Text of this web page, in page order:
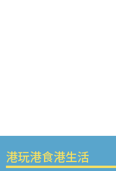
港玩港食港生活